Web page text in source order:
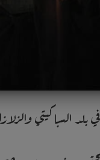
السباكيتي